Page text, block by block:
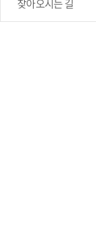
찾아오시는 길